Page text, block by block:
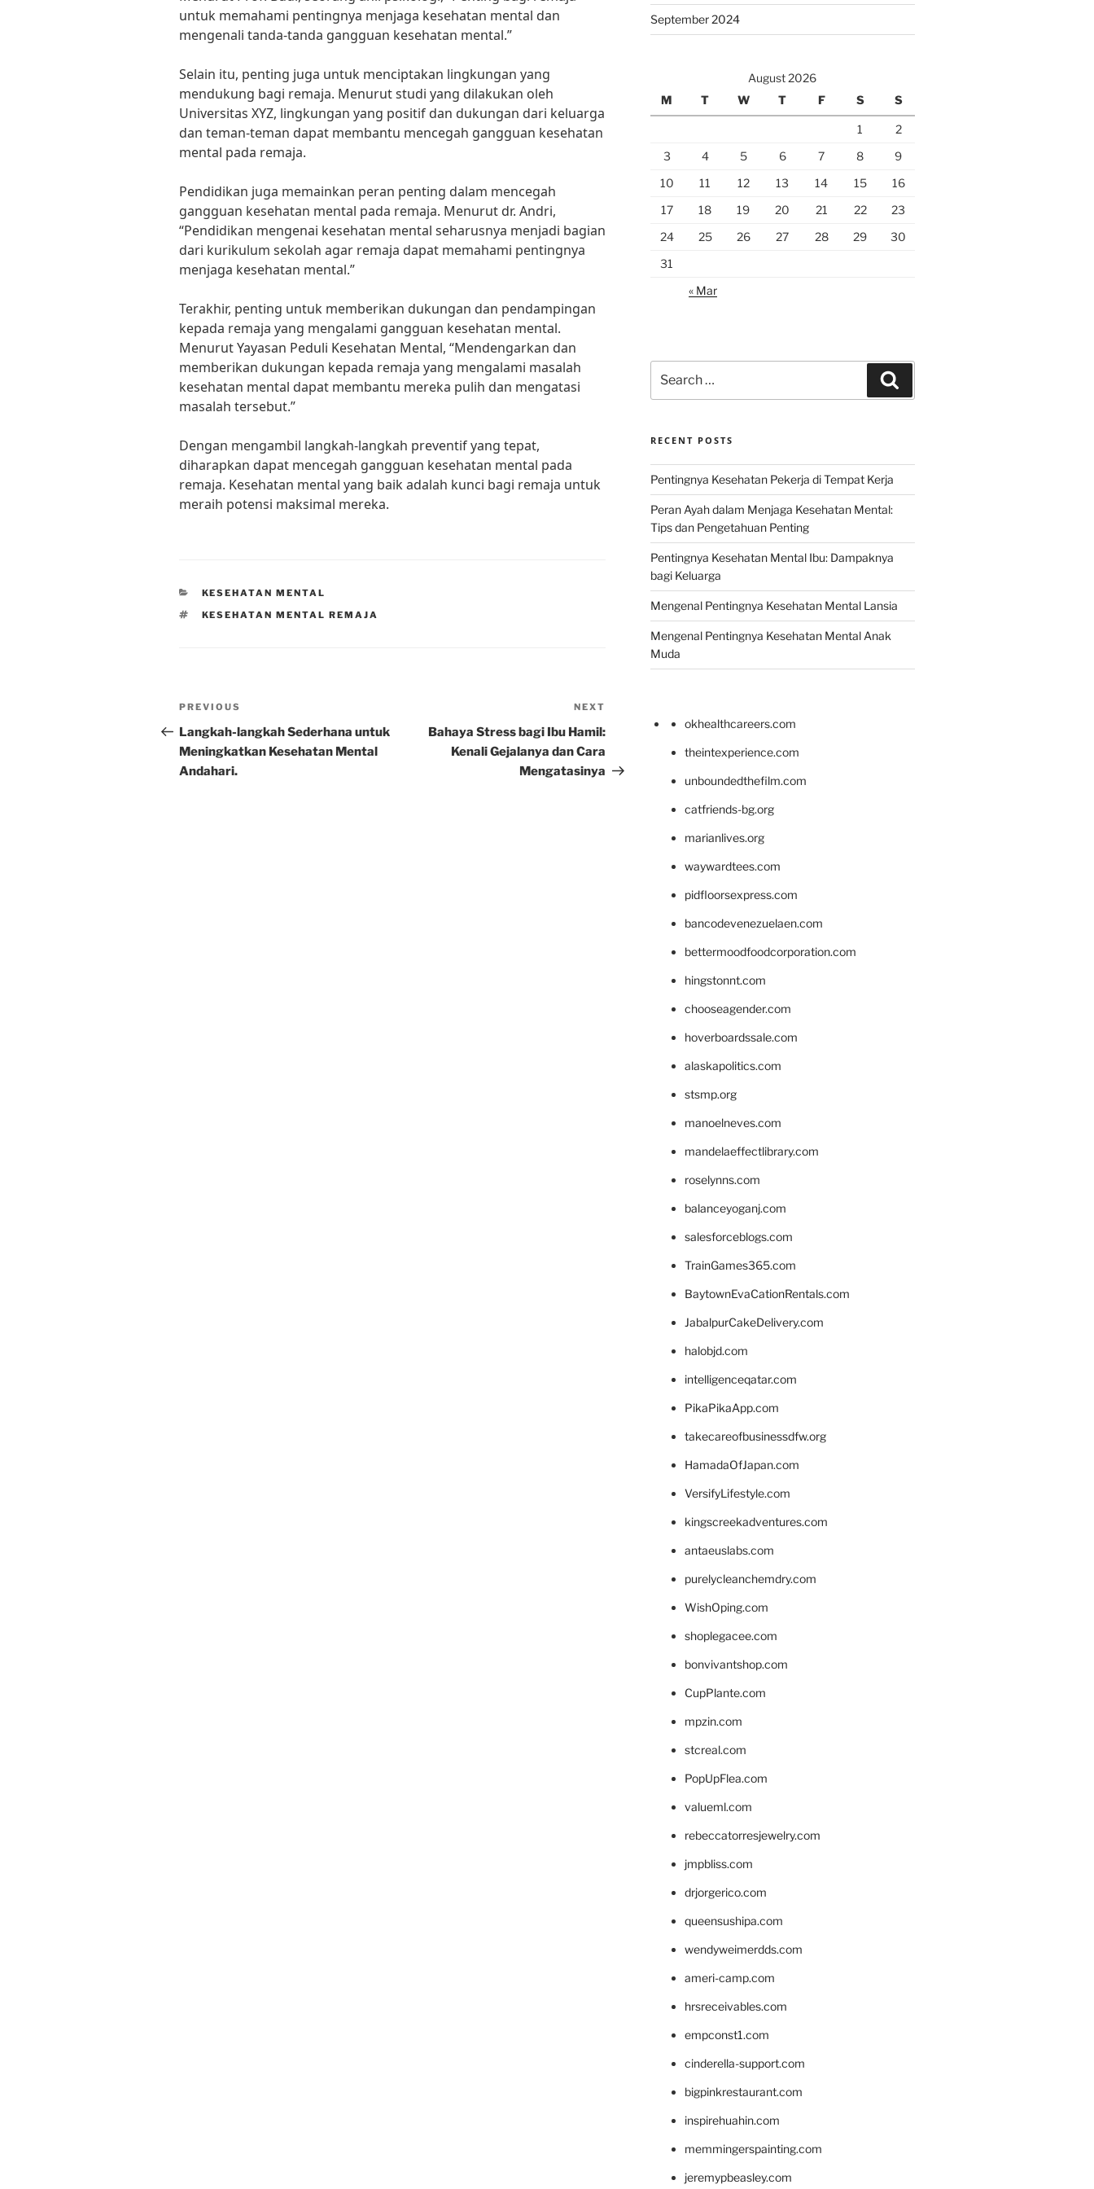
untuk memahami pentingnya menjaga kesehatan mental dan
mengenali tanda-tanda gangguan kesehatan mental.”
Selain itu, penting juga untuk menciptakan lingkungan yang
mendukung bagi remaja. Menurut studi yang dilakukan oleh
Universitas XYZ, lingkungan yang positif dan dukungan dari keluarga
dan teman-teman dapat membantu mencegah gangguan kesehatan
mental pada remaja.
Pendidikan juga memainkan peran penting dalam mencegah
gangguan kesehatan mental pada remaja. Menurut dr. Andri,
“Pendidikan mengenai kesehatan mental seharusnya menjadi bagian
dari kurikulum sekolah agar remaja dapat memahami pentingnya
menjaga kesehatan mental.”
Terakhir, penting untuk memberikan dukungan dan pendampingan
kepada remaja yang mengalami gangguan kesehatan mental.
Menurut Yayasan Peduli Kesehatan Mental, “Mendengarkan dan
memberikan dukungan kepada remaja yang mengalami masalah
kesehatan mental dapat membantu mereka pulih dan mengatasi
masalah tersebut.”
Dengan mengambil langkah-langkah preventif yang tepat,
diharapkan dapat mencegah gangguan kesehatan mental pada
remaja. Kesehatan mental yang baik adalah kunci bagi remaja untuk
meraih potensi maksimal mereka.
CATEGORIES
KESEHATAN MENTAL
TAGS
KESEHATAN MENTAL REMAJA
Post
navigation
Previous
Post
PREVIOUS
Langkah-langkah Sederhana untuk
Meningkatkan Kesehatan Mental
Andahari.
Post
NEXT
Bahaya Stress bagi Ibu Hamil:
Kenali Gejalanya dan Cara
Mengatasinya
September 2024
August 2026
M
T W T F S S
1
2
3
4 5 6 7 8
9
10
11 12 13 14 15
16
17
18 19 20 21 22
23
24
25 26 27 28 29
30
31
« Mar
for:
RECENT POSTS
Pentingnya Kesehatan Pekerja di Tempat Kerja
Peran Ayah dalam Menjaga Kesehatan Mental:
Tips dan Pengetahuan Penting
Pentingnya Kesehatan Mental Ibu: Dampaknya
bagi Keluarga
Mengenal Pentingnya Kesehatan Mental Lansia
Mengenal Pentingnya Kesehatan Mental Anak
Muda
okhealthcareers.com
theintexperience.com
unboundedthefilm.com
catfriends-bg.org
marianlives.org
waywardtees.com
pidfloorsexpress.com
bancodevenezuelaen.com
bettermoodfoodcorporation.com
hingstonnt.com
chooseagender.com
hoverboardssale.com
alaskapolitics.com
stsmp.org
manoelneves.com
mandelaeffectlibrary.com
roselynns.com
balanceyoganj.com
salesforceblogs.com
TrainGames365.com
BaytownEvaCationRentals.com
JabalpurCakeDelivery.com
halobjd.com
intelligenceqatar.com
PikaPikaApp.com
takecareofbusinessdfw.org
HamadaOfJapan.com
VersifyLifestyle.com
kingscreekadventures.com
antaeuslabs.com
purelycleanchemdry.com
WishOping.com
shoplegacee.com
bonvivantshop.com
CupPlante.com
mpzin.com
stcreal.com
PopUpFlea.com
valueml.com
rebeccatorresjewelry.com
jmpbliss.com
drjorgerico.com
queensushipa.com
wendyweimerdds.com
ameri-camp.com
hrsreceivables.com
empconst1.com
cinderella-support.com
bigpinkrestaurant.com
inspirehuahin.com
memmingerspainting.com
jeremypbeasley.com